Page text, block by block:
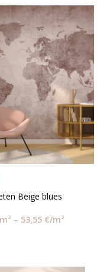
Beige blues
– 53,55 €/m²